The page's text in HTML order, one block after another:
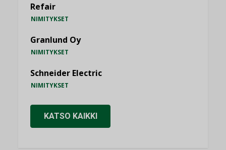
Refair
NIMITYKSET
Granlund Oy
NIMITYKSET
Schneider Electric
NIMITYKSET
KATSO KAIKKI